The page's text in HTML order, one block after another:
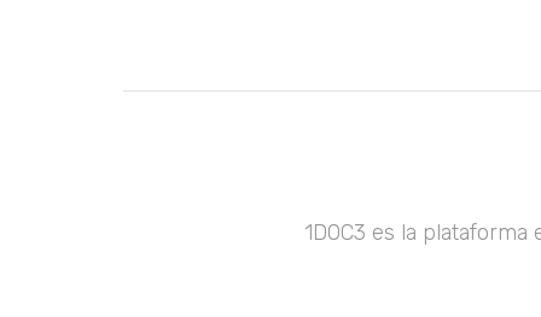
1DOC3 es la